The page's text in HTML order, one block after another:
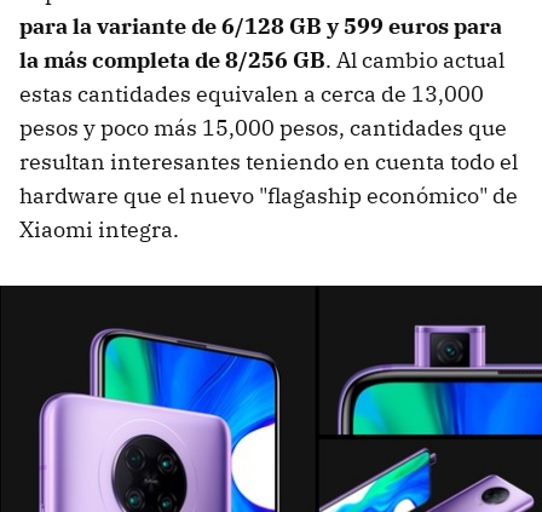
para la variante de 6/128 GB y 599 euros para
la más completa de 8/256 GB. Al cambio actual
estas cantidades equivalen a cerca de 13,000
pesos y poco más 15,000 pesos, cantidades que
resultan interesantes teniendo en cuenta todo el
hardware que el nuevo "flagaship económico" de
Xiaomi integra.